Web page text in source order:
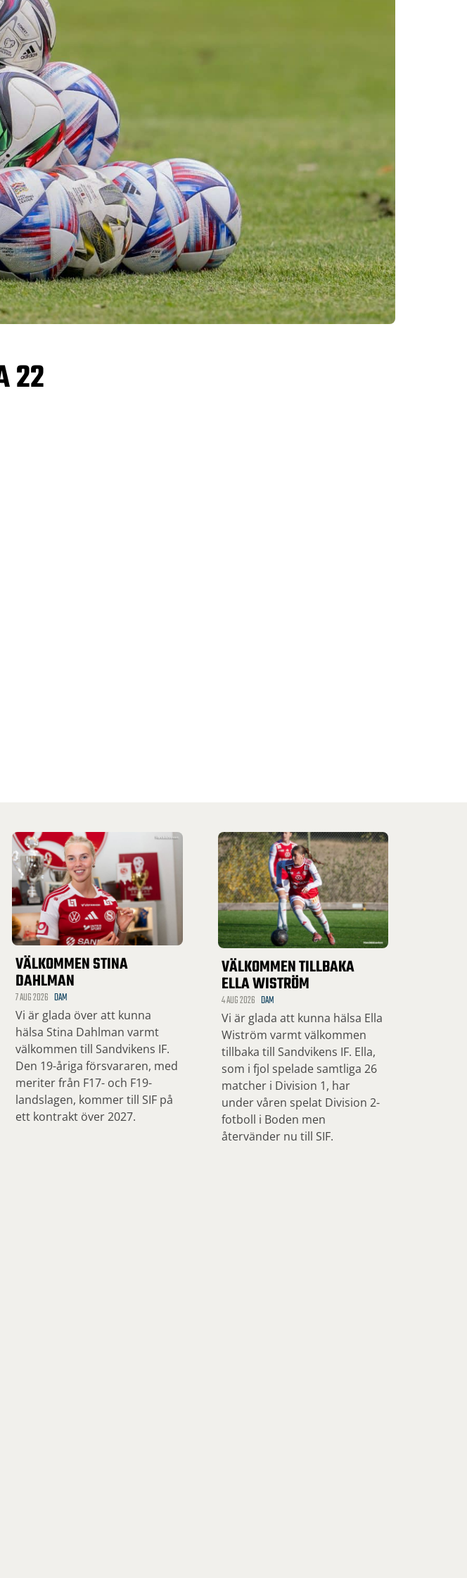
22
VÄLKOMMEN STINA
DAHLMAN
7 AUG 2026 DAM
Vi är glada över att kunna
hälsa Stina Dahlman varmt
välkommen till Sandvikens IF.
Den 19-åriga försvararen, med
meriter från F17- och F19-
landslagen, kommer till SIF på
ett kontrakt över 2027.
VÄLKOMMEN TILLBAKA
ELLA WISTRÖM
4 AUG 2026 DAM
Vi är glada att kunna hälsa Ella
Wiström varmt välkommen
tillbaka till Sandvikens IF. Ella,
som i fjol spelade samtliga 26
matcher i Division 1, har
under våren spelat Division 2-
fotboll i Boden men
återvänder nu till SIF.